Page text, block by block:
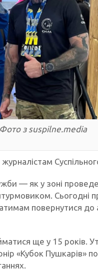
Фото з suspilne.media
— як у зоні
Сьогодні
повернутися до
ще у 15 років.
«Кубок Пушкарів»